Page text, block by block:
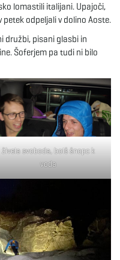
v
lomastili italijani. Upajoči,
odpeljali v dolino Aoste.
družbi, pisani glasbi in
Šoferjem pa tudi ni bilo
živela svoboda, bolš šnopc k
voda